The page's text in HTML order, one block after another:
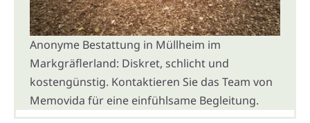
Anonyme Bestattung in Müllheim im
Markgräflerland: Diskret, schlicht und
kostengünstig. Kontaktieren Sie das Team von
Memovida für eine einfühlsame Begleitung.